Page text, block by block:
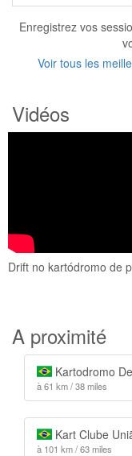
Enregistrez vos
Voir tous les
Vidéos
Drift no kartódromo de
A proximité
Kartodromo
à 61 km / 38 miles
Kart Clube
à 101 km / 63 miles